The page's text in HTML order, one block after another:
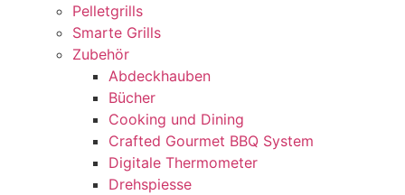
Pelletgrills
Smarte Grills
Zubehör
Abdeckhauben
Bücher
Cooking und Dining
Crafted Gourmet BBQ System
Digitale Thermometer
Drehspiesse